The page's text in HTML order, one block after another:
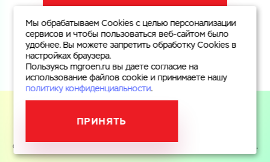
паспорта.
Гарантийный срок эксплуатации мокроходных счетчиков
воды составляет 24 месяца с момента ввода в
эксплуатацию.
файлов cookie и принимаете
.
Мы обрабатываем Cookies с целью персонализации
сервисов и чтобы пользоваться веб-сайтом было
удобнее. Вы можете запретить обработку Cookies в
настройках браузера.
Пользуясь mgroen.ru вы даете согласие на
использование файлов cookie и принимаете нашу
политику конфиденциальности.
ПРИНЯТЬ